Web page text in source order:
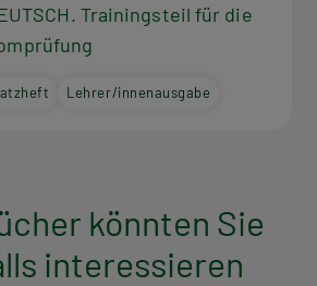
Trainingsteil für die
Lehrer/innenausgabe
könnten Sie
interessieren